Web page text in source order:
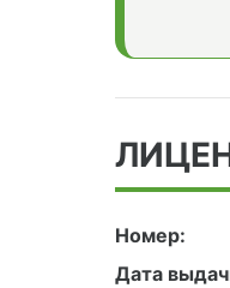
Номер:
Дата